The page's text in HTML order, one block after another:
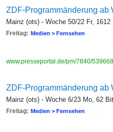
ZDF-Programmänderung ab
Mainz (ots) - Woche 50/22 Fr,
Freitag: Medien > Fernsehen
www.presseportal.de/pm/7840/
ZDF-Programmänderung ab
Mainz (ots) - Woche 6/23 Mo, 62
Freitag: Medien > Fernsehen